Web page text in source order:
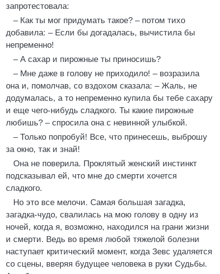
запротестовала:
– Как ты мог придумать такое? – потом тихо
добавила: – Если бы догадалась, вычистила бы
непременно!
– А сахар и пирожные ты приносишь?
– Мне даже в голову не приходило! – возразила
она и, помолчав, со вздохом сказала: – Жаль, не
додумалась, а то непременно купила бы тебе сахару
и еще чего-нибудь сладкого. Ты какие пирожные
любишь? – спросила она с невинной улыбкой.
– Только попробуй! Все, что принесешь, выброшу
за окно, так и знай!
Она не поверила. Проклятый женский инстинкт
подсказывал ей, что мне до смерти хочется
сладкого.
Но это все мелочи. Самая большая загадка,
загадка-чудо, свалилась на мою голову в одну из
ночей, когда я, возможно, находился на грани жизни
и смерти. Ведь во время любой тяжелой болезни
наступает критический момент, когда Зевс удаляется
со сцены, вверяя будущее человека в руки Судьбы.